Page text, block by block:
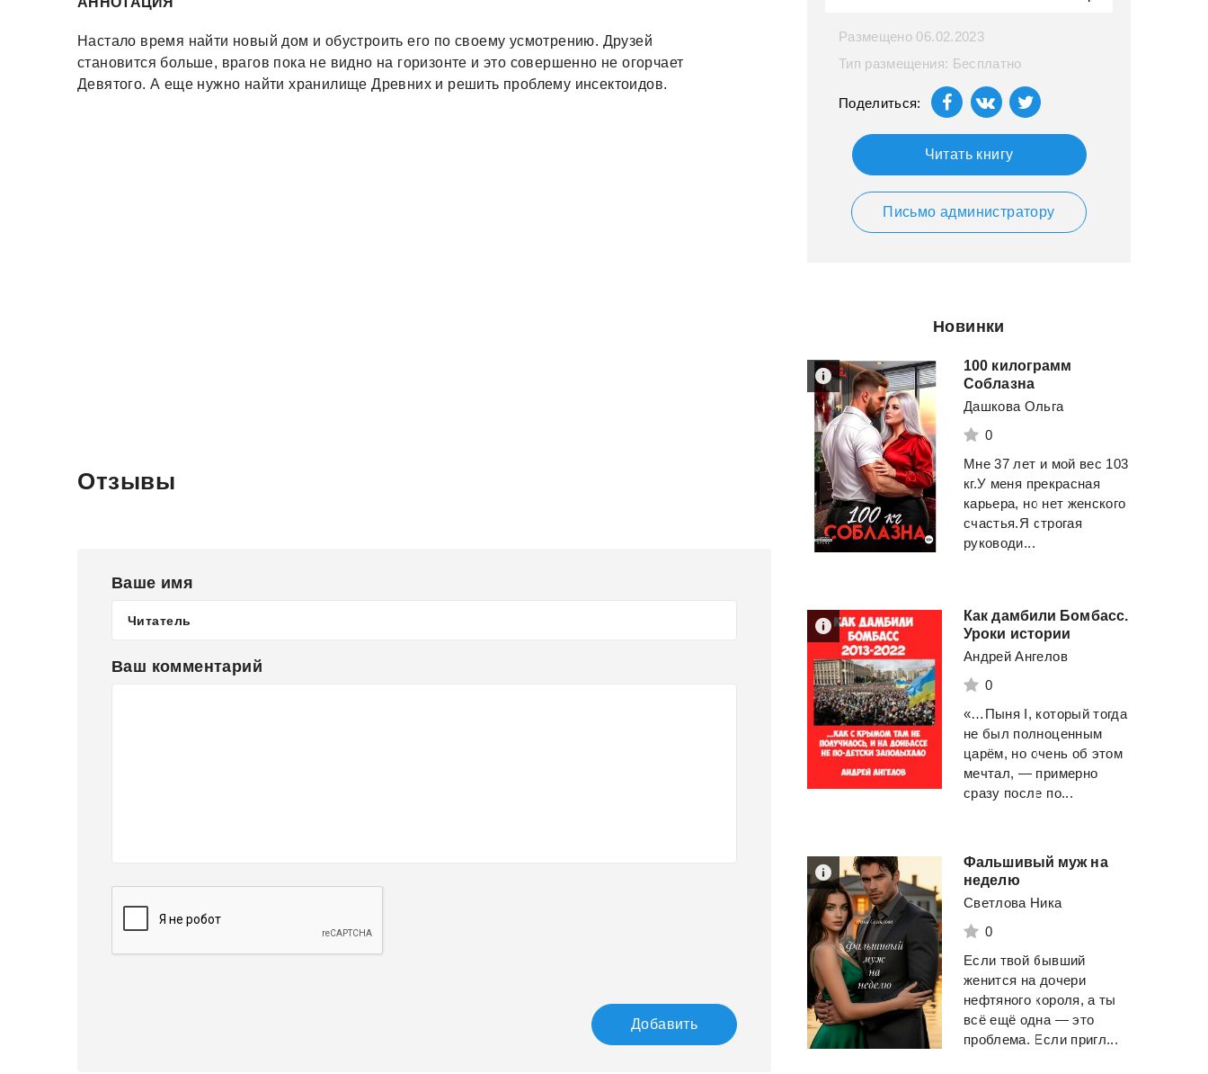
Настало время найти новый дом и обустроить его по своему усмотрению. Друзей
становится больше, врагов пока не видно на горизонте и это совершенно не огорчает
Девятого. А еще нужно найти хранилище Древних и решить проблему инсектоидов.
Отзывы
Ваше имя
Ваш комментарий
Добавить
Размещено 06.02.2023
Тип размещения: Бесплатно
Поделиться:
Читать книгу
Письмо администратору
Новинки
100 килограмм
Соблазна
Дашкова Ольга
0
Мне 37 лет и мой вес 103
кг.У меня прекрасная
карьера, но нет женского
счастья.Я строгая
руководи...
Как дамбили Бомбасс.
Уроки истории
Андрей Ангелов
0
«…Пыня I, который тогда
не был полноценным
царём, но очень об этом
мечтал, — примерно
сразу после по...
Фальшивый муж на
неделю
Светлова Ника
0
Если твой бывший
женится на дочери
нефтяного короля, а ты
всё ещё одна — это
проблема. Если пригл...